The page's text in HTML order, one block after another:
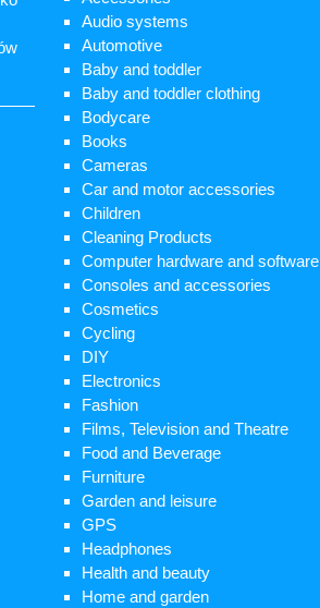
Audio systems
Automotive
Baby and toddler
Baby and toddler clothing
Bodycare
Books
Cameras
Car and motor accessories
Children
Cleaning Products
Computer hardware and software
Consoles and accessories
Cosmetics
Cycling
DIY
Electronics
Fashion
Films, Television and Theatre
Food and Beverage
Furniture
Garden and leisure
GPS
Headphones
Health and beauty
Home and garden